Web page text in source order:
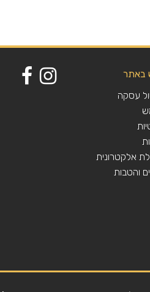
באתר
עסקה
אלקטרונית
והטבות